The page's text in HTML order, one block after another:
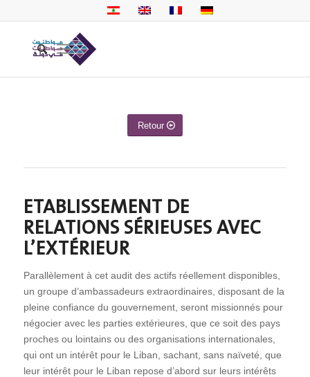
Retour
ETABLISSEMENT DE
RELATIONS SÉRIEUSES AVEC
L’EXTÉRIEUR
Parallèlement à cet audit des actifs réellement disponibles,
un groupe d’ambassadeurs extraordinaires, disposant de la
pleine confiance du gouvernement, seront missionnés pour
négocier avec les parties extérieures, que ce soit des pays
proches ou lointains ou des organisations internationales,
qui ont un intérêt pour le Liban, sachant, sans naïveté, que
leur intérêt pour le Liban repose d’abord sur leurs intérêts